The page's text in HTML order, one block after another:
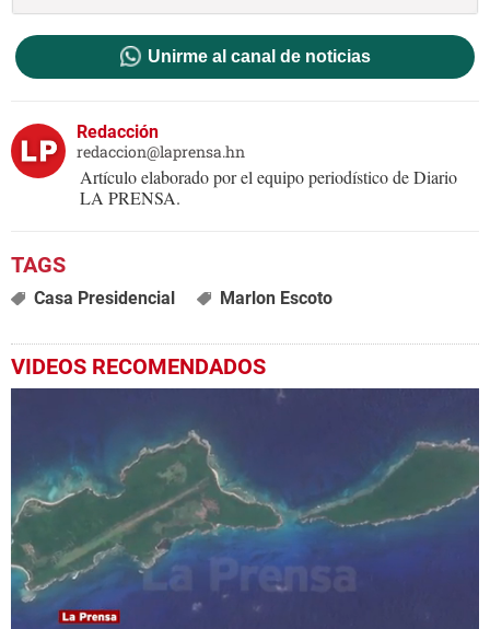
Unirme al canal de noticias
Redacción
redaccion@laprensa.hn
Artículo elaborado por el equipo periodístico de Diario
LA PRENSA.
Casa Presidencial Marlon Escoto
VIDEOS RECOMENDADOS